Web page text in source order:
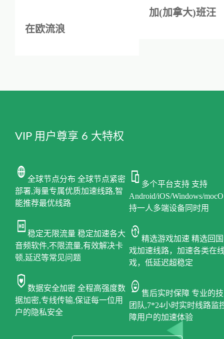
在欧流浪
加(加拿大)班汪
VIP 用户尊享 6 大特权
全球节点分布 全球节点紧密
部署,海量专属优质加速线路,智
能推荐最优线路
稳定无限流量 稳定加速各大
音频软件,不限流量,有效解决卡
顿,延迟等常见问题
数据安全加密 全程高强度数
据加密,专线传输,保证每一位用
户的隐私安全
多个平台支持 支持
Android/iOS/Windows/
持一人多端设备同时用
精选游戏加速 精选回
戏加速线路，加速各类在
戏，低延迟超稳定
售后实时保障 专业的
团队,7*24小时实时线路监
障用户的加速体验